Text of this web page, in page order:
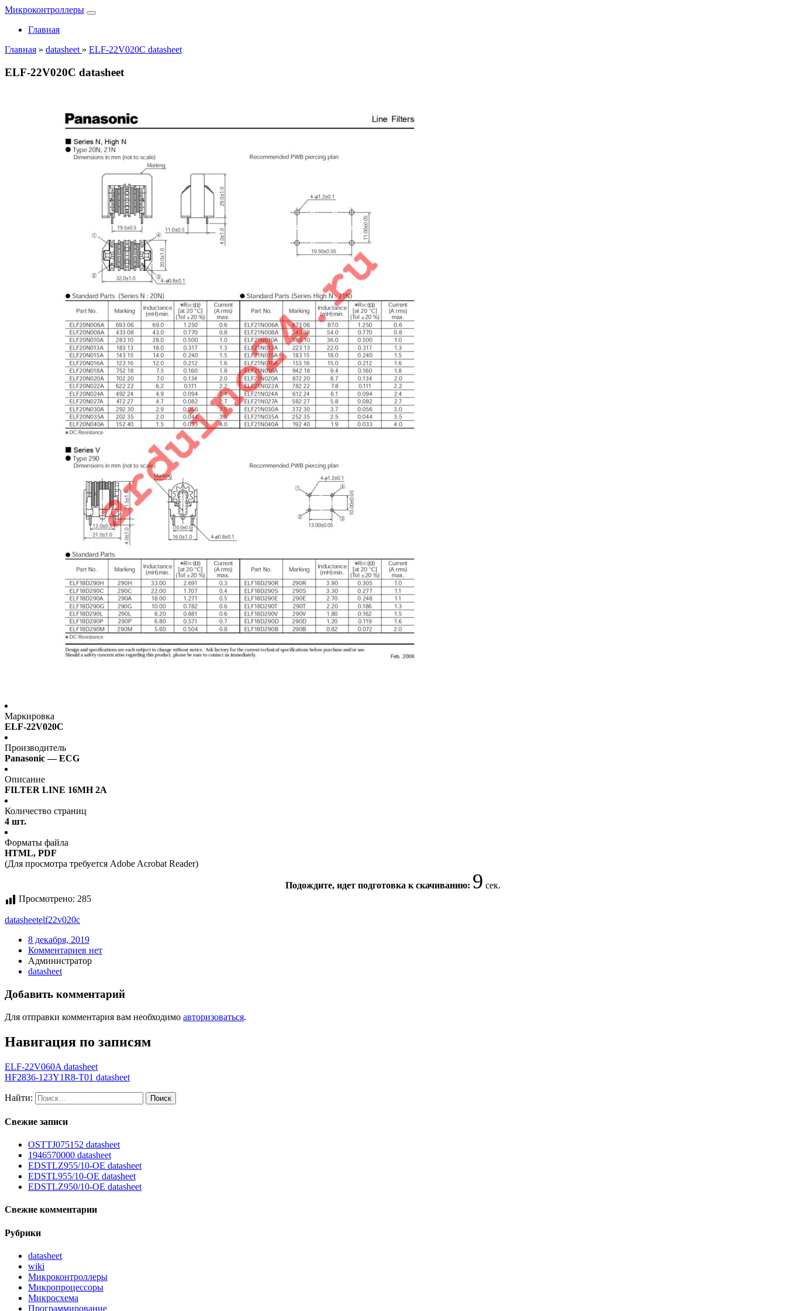
Микроконтроллеры
Главная
Главная » datasheet » ELF-22V020C datasheet
ELF-22V020C datasheet
Маркировка
ELF-22V020C
Производитель
Panasonic — ECG
Описание
FILTER LINE 16MH 2A
Количество страниц
4 шт.
Форматы файла
HTML, PDF
(Для просмотра требуется Adobe Acrobat Reader)
Подождите, идет подготовка к скачиванию: 8 сек.
Просмотрено: 285
datasheetelf22v020c
8 декабря, 2019
Комментариев нет
Администратор
datasheet
Добавить комментарий
Для отправки комментария вам необходимо авторизоваться.
Навигация по записям
ELF-22V060A datasheet
HF2836-123Y1R8-T01 datasheet
Найти:
Свежие записи
OSTTJ075152 datasheet
1946570000 datasheet
EDSTLZ955/10-OE datasheet
EDSTL955/10-OE datasheet
EDSTLZ950/10-OE datasheet
Свежие комментарии
Рубрики
datasheet
wiki
Микроконтроллеры
Микропроцессоры
Микросхема
Программирование